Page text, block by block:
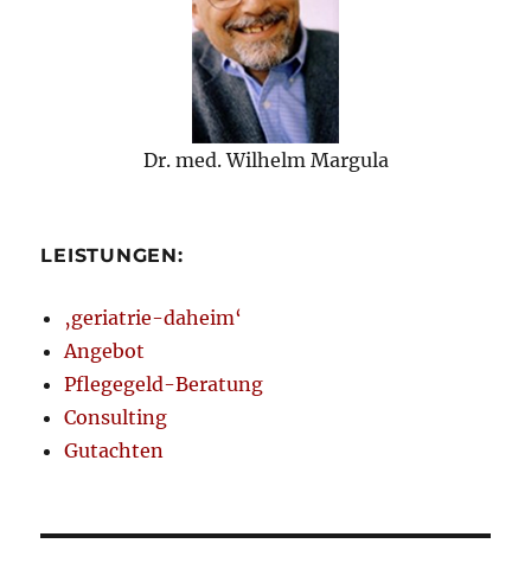
Dr. med. Wilhelm Margula
LEISTUNGEN:
‚geriatrie-daheim‘
Angebot
Pflegegeld-Beratung
Consulting
Gutachten